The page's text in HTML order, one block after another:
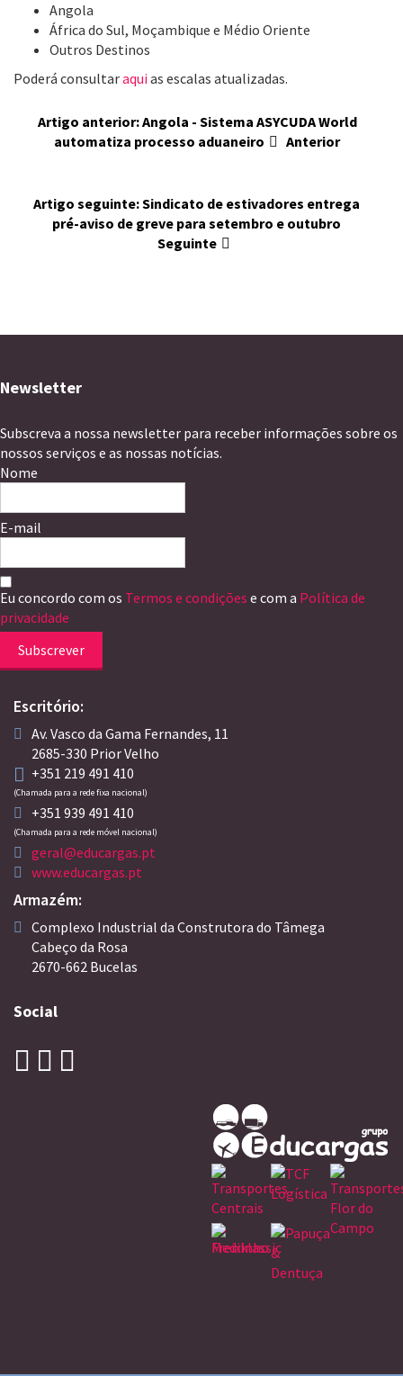
Angola
África do Sul, Moçambique e Médio Oriente
Outros Destinos
Poderá consultaraqui as escalas atualizadas.
Artigo anterior: Angola - Sistema ASYCUDA World
automatiza processo aduaneiro
Anterior
Artigo seguinte: Sindicato de estivadores entrega
pré-aviso de greve para setembro e outubro
Seguinte
Newsletter
Subscreva a nossa newsletter para receber informações sobre os
nossos serviços e as nossas notícias.
Nome
E-mail
Eu concordo com os Termos e condições e com a Política de
privacidade
Subscrever
Escritório:
Av. Vasco da Gama Fernandes, 11
2685-330 Prior Velho
+351 219 491 410
(Chamada para a rede fixa nacional)
+351 939 491 410
(Chamada para a rede móvel nacional)
geral@educargas.pt
www.educargas.pt
Armazém:
Complexo Industrial da Construtora do Tâmega
Cabeço da Rosa
2670-662 Bucelas
Social